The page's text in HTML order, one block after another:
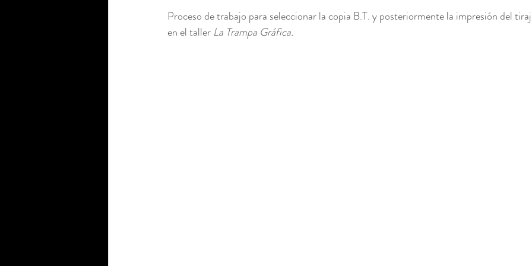
Proceso de trabajo para seleccionar la copia B.T. y posteriormente la impresión del
en el taller La Trampa Gráfica.